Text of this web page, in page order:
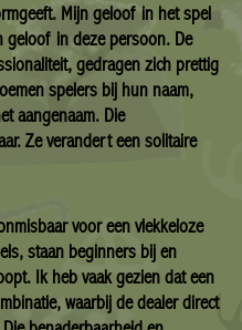
Mijn geloof in het spel
geloof in deze persoon. De
gedragen zich prettig
spelers bij hun naam,
aangenaam. Die
Ze verandert een solitaire
voor een vlekkeloze
staan beginners bij en
Ik heb vaak gezien dat een
waarbij de dealer direct